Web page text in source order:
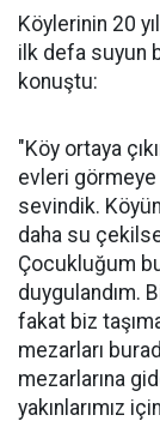
Köylerinin 20
ilk defa suyun
konuştu:
"Köy ortaya
evleri
sevindik.
daha su
Çocukluğum
duygulandım.
fakat biz
mezarları
mezarlarına
yakınlarımız